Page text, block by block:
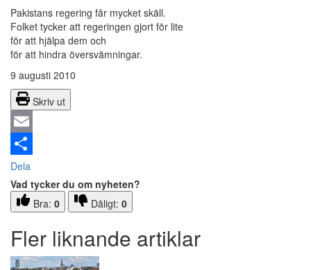
Pakistans regering får mycket skäll.
Folket tycker att regeringen gjort för lite
för att hjälpa dem och
för att hindra översvämningar.
9 augusti 2010
Skriv ut
Email
Dela
Vad tycker du om nyheten?
Bra: 0 Dåligt: 0
Fler liknande artiklar